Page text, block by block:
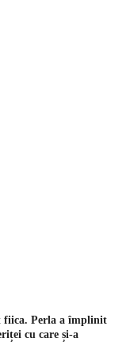
fiica. Perla a împlinit
cu care și-a